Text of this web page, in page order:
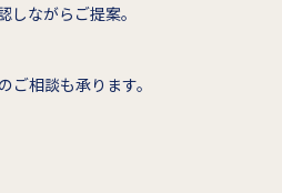
しながらご提案。
ご相談も承ります。